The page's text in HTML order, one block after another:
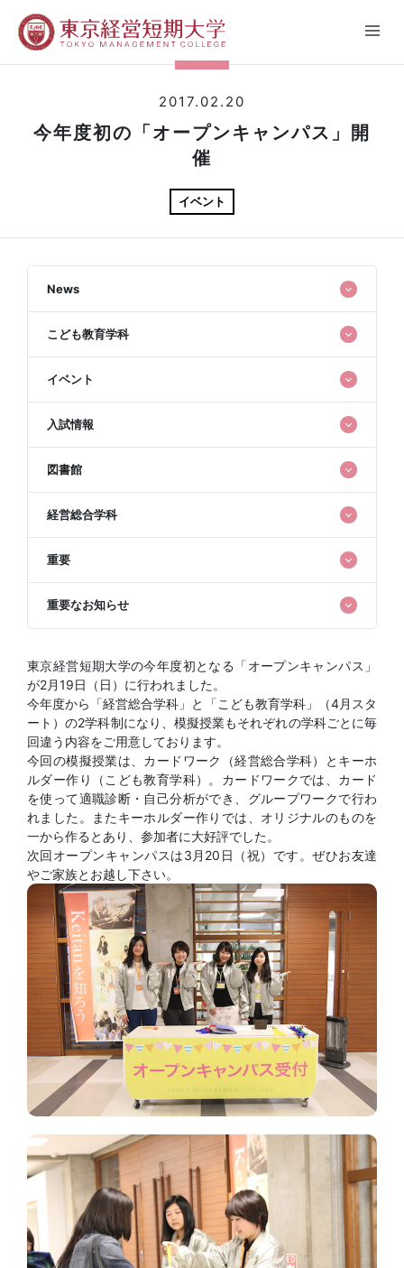
2017.02.20
今年度初の「オープンキャンパス」開
催
イベント
News
こども教育学科
イベント
入試情報
図書館
経営総合学科
重要
重要なお知らせ
東京経営短期大学の今年度初となる「オープンキャンパス」
が2月19日（日）に行われました。
今年度から「経営総合学科」と「こども教育学科」（4月スタ
ート）の2学科制になり、模擬授業もそれぞれの学科ごとに毎
回違う内容をご用意しております。
今回の模擬授業は、カードワーク（経営総合学科）とキーホ
ルダー作り（こども教育学科）。カードワークでは、カード
を使って適職診断・自己分析ができ、グループワークで行わ
れました。またキーホルダー作りでは、オリジナルのものを
一から作るとあり、参加者に大好評でした。
次回オープンキャンパスは3月20日（祝）です。ぜひお友達
やご家族とお越し下さい。